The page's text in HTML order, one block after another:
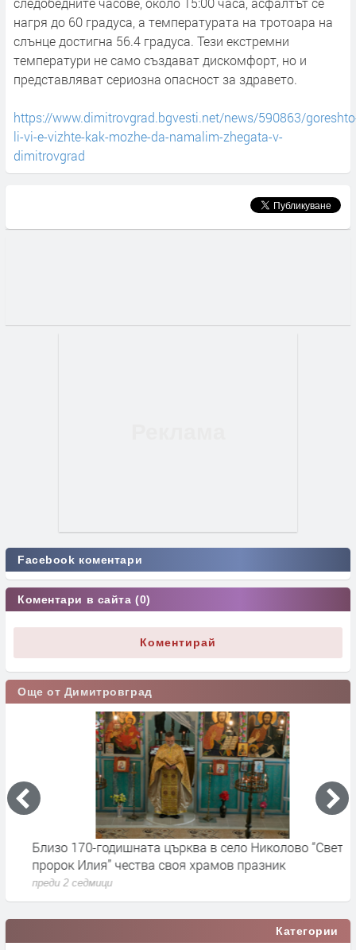
нагря до 60 градуса, а температурата на тротоара на
слънце достигна 56.4 градуса. Тези екстремни
температури не само създават дискомфорт, но и
представляват сериозна опасност за здравето.
https://www.dimitrovgrad.bgvesti.net/news/590863/
li-vi-e-vizhte-kak-mozhe-da-namalim-zhegata-v-
dimitrovgrad
Facebook коментари
Коментари в сайта (0)
Коментирай
Още от Димитровград
Близо 170-годишната църква в село Николово “Свети
пророк Илия” чества своя храмов празник
преди 2 седмици
Категории